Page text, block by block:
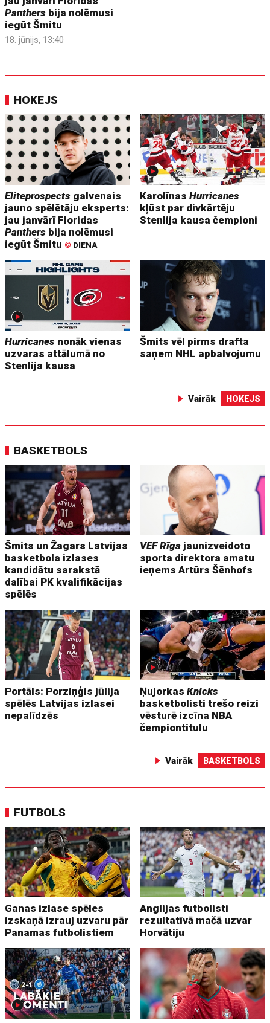
Panthers bija nolēmusi
iegūt Šmitu
18. jūnijs, 13:40
HOKEJS
Eliteprospects galvenais
jauno spēlētāju eksperts:
jau janvārī Floridas
Panthers bija nolēmusi
iegūt Šmitu © DIENA
KarolīnasHurricanes
kļūst par divkārtēju
Stenlija kausa čempioni
Hurricanes nonāk vienas
uzvaras attālumā no
Stenlija kausa
Šmits vēl pirms drafta
saņem NHL apbalvojumu
Vairāk HOKEJS
BASKETBOLS
Šmits un Žagars Latvijas
basketbola izlases
kandidātu sarakstā
dalībai PK kvalifikācijas
spēlēs
VEF Rīga jaunizveidoto
sporta direktora amatu
ieņems Artūrs Šēnhofs
Portāls: Porziņģis jūlija
spēlēs Latvijas izlasei
nepalīdzēs
ŅujorkasKnicks
basketbolisti trešo reizi
vēsturē izcīna NBA
čempiontitulu
Vairāk BASKETBOLS
FUTBOLS
Ganas izlase spēles
izskaņā izrauj uzvaru pār
Panamas futbolistiem
Anglijas futbolisti
rezultatīvā mačā uzvar
Horvātiju